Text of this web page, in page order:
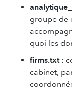
groupe de
quoi les
firms.txt:
cabinet,